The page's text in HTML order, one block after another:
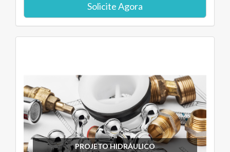
Solicite Agora
PROJETO HIDRÁULICO